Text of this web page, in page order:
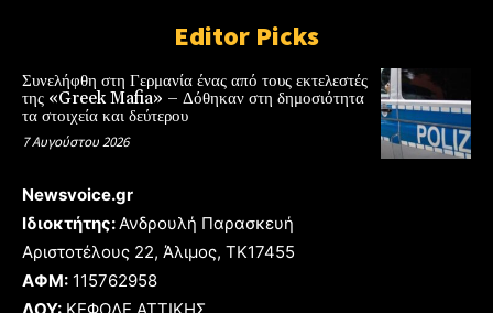
Editor Picks
Συνελήφθη στη Γερμανία ένας από τους εκτελεστές
της «Greek Mafia» – Δόθηκαν στη δημοσιότητα
τα στοιχεία και δεύτερου
7 Αυγούστου 2026
Newsvoice.gr
Ιδιοκτήτης: Ανδρουλή Παρασκευή
Αριστοτέλους 22, Άλιμος, TK17455
ΑΦΜ: 115762958
ΔΟΥ: ΚΕΦΟΔΕ ΑΤΤΙΚΗΣ